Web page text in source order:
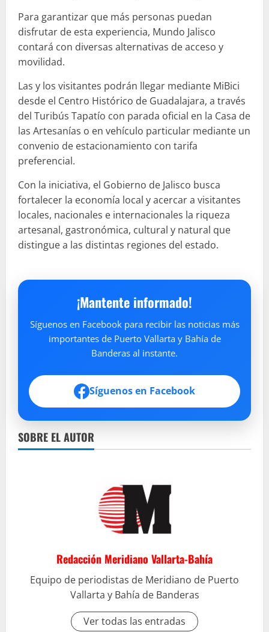
Para garantizar que más personas puedan
disfrutar de esta experiencia, Mundo Jalisco
contará con diversas alternativas de acceso y
movilidad.
Las y los visitantes podrán llegar mediante MiBici
desde el Centro Histórico de Guadalajara, a través
del Turibús Tapatío con parada oficial en la Casa de
las Artesanías o en vehículo particular mediante un
convenio de estacionamiento con tarifa
preferencial.
Con la iniciativa, el Gobierno de Jalisco busca
fortalecer la economía local y acercar a visitantes
locales, nacionales e internacionales la riqueza
artesanal, gastronómica, cultural y natural que
distingue a las distintas regiones del estado.
¡Mantente informado!
Síguenos en Facebook para recibir las noticias más
importantes de Puerto Vallarta y Bahía de
Banderas al instante.
Síguenos en Facebook
SOBRE EL AUTOR
Redacción Meridiano Vallarta-Bahía
Equipo de periodistas de Meridiano de Puerto
Vallarta y Bahía de Banderas
Ver todas las entradas